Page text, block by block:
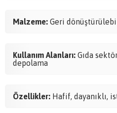
Malzeme: Geri
Kullanım Alanları: Gıda
depolama
Özellikler: Hafif, dayanıklı,